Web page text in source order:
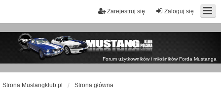
Zaloguj się
Zarejestruj się
Forum użytkowników i miłośników Forda Mustanga
Strona Mustangklub.pl Strona główna